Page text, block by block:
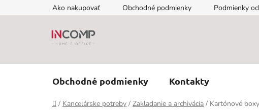
na
Ako nakupovať Obchodné podmienky Podmienky
Obchodné podmienky Kontakty
Domov
/ Kancelárske potreby / Zakladanie a archivácia / Kartónové